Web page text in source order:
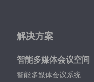
解决方案
智能多媒体会议空间
智能多媒体会议系统